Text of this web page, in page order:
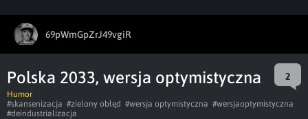
69pWmGpZrJ49vgiR
Polska 2033, wersja optymistyczna 2
Humor
#skansenizacja #zielony obłęd #wersja optymistyczna #wersjaoptymistyczna
#deindustrializacja